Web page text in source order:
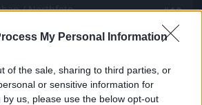
My Personal Information
of the sale, sharing to third parties, or
or sensitive information for
us, please use the below opt-out
/ Northfoto #10
Jön még kép!